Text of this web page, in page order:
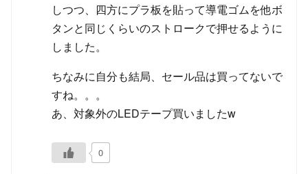
しつつ、四方にプラ板を貼って導電ゴムを他ボ
タンと同じくらいのストロークで押せるように
しました。
ちなみに自分も結局、セール品は買ってないで
すね。。。
あ、対象外のLEDテープ買いましたw
0